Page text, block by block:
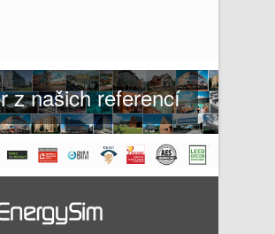
z našich referencí